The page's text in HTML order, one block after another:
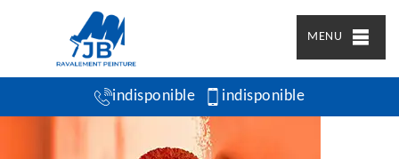
MENU
indisponible indisponible